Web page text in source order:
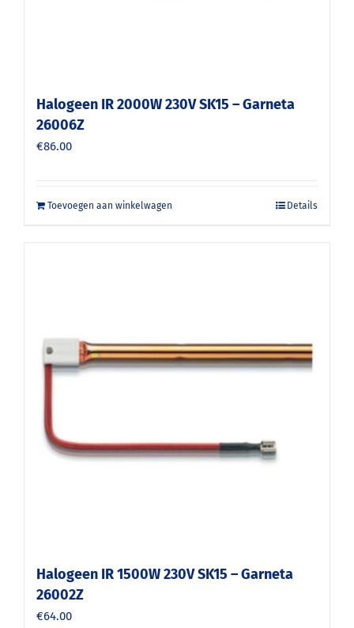
Halogeen IR 2000W 230V SK15 – Garneta
26006Z
€86.00
Toevoegen aan winkelwagen Details
Halogeen IR 1500W 230V SK15 – Garneta
26002Z
€64.00